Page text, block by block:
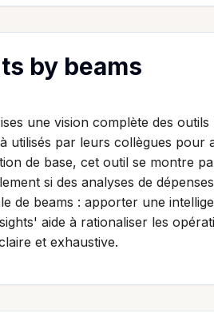
by beams
une vision complète des
utilisés par leurs collègues
de base, cet outil se montre
si des analyses de
de beams : apporter une
aide à rationaliser les
et exhaustive.